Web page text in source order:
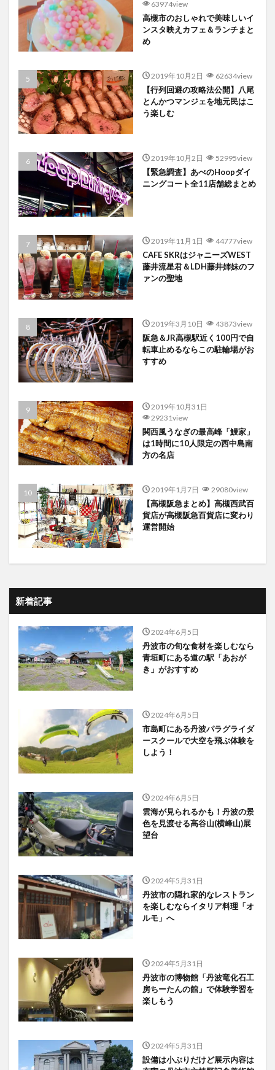
63974view
高槻市のおしゃれで美味しいイ
ンスタ映えカフェ＆ランチまと
め
2019年10月2日 62634view
【行列回避の攻略法公開】八尾
とんかつマンジェを地元民はこ
う楽しむ
2019年10月2日 52995view
【緊急調査】あべのHoopダイ
ニングコート全11店舗総まとめ
2019年11月1日 44777view
CAFE SKRはジャニーズWEST
藤井流星君＆LDH藤井姉妹のフ
ァンの聖地
2019年3月10日 43873view
阪急＆JR高槻駅近く100円で自
転車止めるならこの駐輪場がお
すすめ
2019年10月31日
29231view
関西風うなぎの最高峰「鰻家」
は1時間に10人限定の西中島南
方の名店
2019年1月7日 29080view
【高槻阪急まとめ】高槻西武百
貨店が高槻阪急百貨店に変わり
運営開始
新着記事
2024年6月5日
丹波市の旬な食材を楽しむなら
青垣町にある道の駅「あおが
き」がおすすめ
2024年6月5日
市島町にある丹波パラグライダ
ースクールで大空を飛ぶ体験を
しよう！
2024年6月5日
雲海が見られるかも！丹波の景
色を見渡せる高谷山(横峰山)展
望台
2024年5月31日
丹波市の隠れ家的なレストラン
を楽しむならイタリア料理「オ
ルモ」へ
2024年5月31日
丹波市の博物館「丹波竜化石工
房ちーたんの館」で体験学習を
楽しもう
2024年5月31日
設備は小ぶりだけど展示内容は